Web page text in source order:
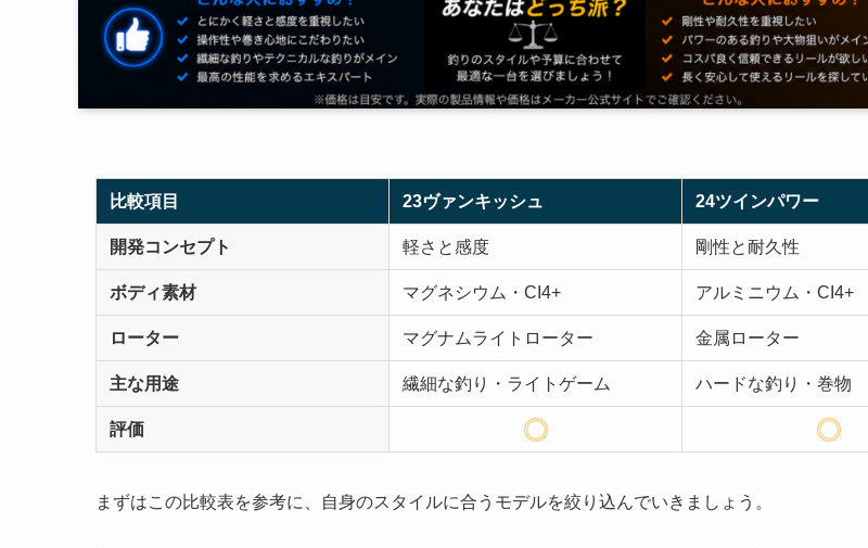
比較項目 23ヴァンキッシュ 24ツインパワー
開発コンセプト 軽さと感度 剛性と耐久性
ボディ素材 マグネシウム・CI4+ アルミニウム・CI4+
ローター マグナムライトローター 金属ローター
主な用途 繊細な釣り・ライトゲーム ハードな釣り・巻物
評価
まずはこの比較表を参考に、自身のスタイルに合うモデルを絞り込んでいきましょう。